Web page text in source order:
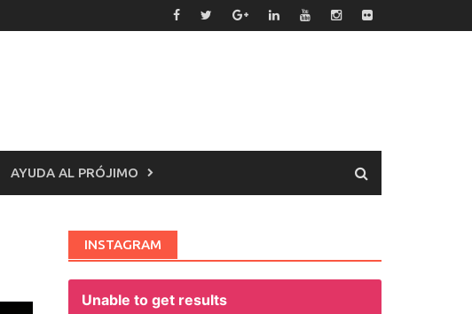
AYUDA AL PRÓJIMO
INSTAGRAM
Unable to get results